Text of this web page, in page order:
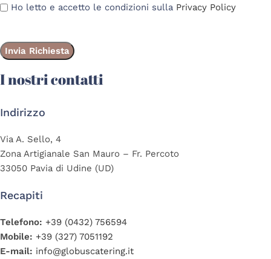
Ho letto e accetto le condizioni sulla Privacy Policy
I nostri contatti
Indirizzo
Via A. Sello, 4
Zona Artigianale San Mauro – Fr. Percoto
33050 Pavia di Udine (UD)
Recapiti
Telefono: +39 (0432) 756594
Mobile: +39 (327) 7051192
E-mail: info@globuscatering.it